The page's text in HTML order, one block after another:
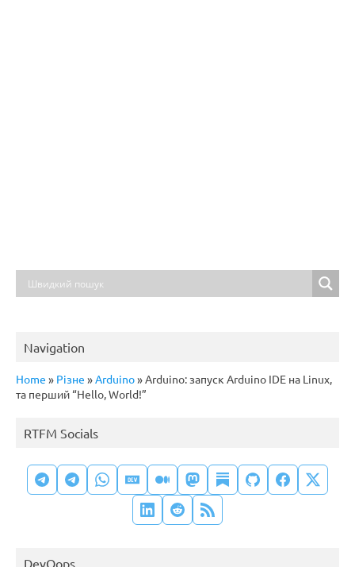
Navigation
Home » Різне »Arduino»Arduino: запуск Arduino IDE на Linux,
та перший “Hello, World!”
RTFM Socials
DevOops